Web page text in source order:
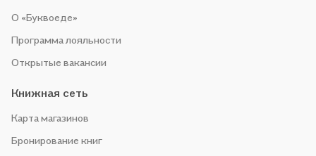
О «Буквоеде»
Программа лояльности
Открытые вакансии
Книжная сеть
Карта магазинов
Бронирование книг